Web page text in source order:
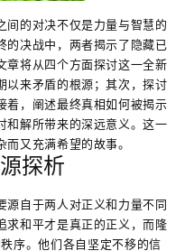
间的对决不仅是力量与智慧的
的决战中，两者揭示了隐藏已
章将从四个方面探讨这一全新
以来矛盾的根源；其次，探讨
着，阐述最终真相如何被揭示
和解所带来的深远意义。这一
又充满希望的故事。
探析
源自于两人对正义和力量不同
求和平才是真正的正义，而隆
序。他们各自坚定不移的信